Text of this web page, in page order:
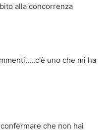
alla concorrenza
uno che mi ha
che non hai